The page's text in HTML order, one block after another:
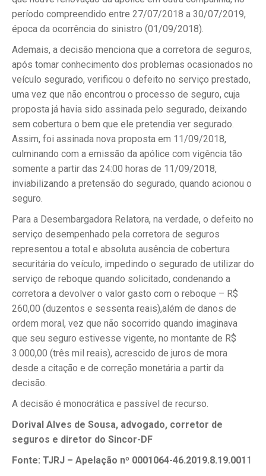
período compreendido entre 27/07/2018 a 30/07/2019,
época da ocorrência do sinistro (01/09/2018).
Ademais, a decisão menciona que a corretora de seguros,
após tomar conhecimento dos problemas ocasionados no
veículo segurado, verificou o defeito no serviço prestado,
uma vez que não encontrou o processo de seguro, cuja
proposta já havia sido assinada pelo segurado, deixando
sem cobertura o bem que ele pretendia ver segurado.
Assim, foi assinada nova proposta em 11/09/2018,
culminando com a emissão da apólice com vigência tão
somente a partir das 24:00 horas de 11/09/2018,
inviabilizando a pretensão do segurado, quando acionou o
seguro.
Para a Desembargadora Relatora, na verdade, o defeito no
serviço desempenhado pela corretora de seguros
representou a total e absoluta ausência de cobertura
securitária do veículo, impedindo o segurado de utilizar do
serviço de reboque quando solicitado, condenando a
corretora a devolver o valor gasto com o reboque – R$
260,00 (duzentos e sessenta reais),além de danos de
ordem moral, vez que não socorrido quando imaginava
que seu seguro estivesse vigente, no montante de R$
3.000,00 (três mil reais), acrescido de juros de mora
desde a citação e de correção monetária a partir da
decisão.
A decisão é monocrática e passível de recurso.
Dorival Alves de Sousa, advogado, corretor de
seguros e diretor do Sincor-DF
Fonte: TJRJ – Apelação nº 0001064-46.2019.8.19.0011